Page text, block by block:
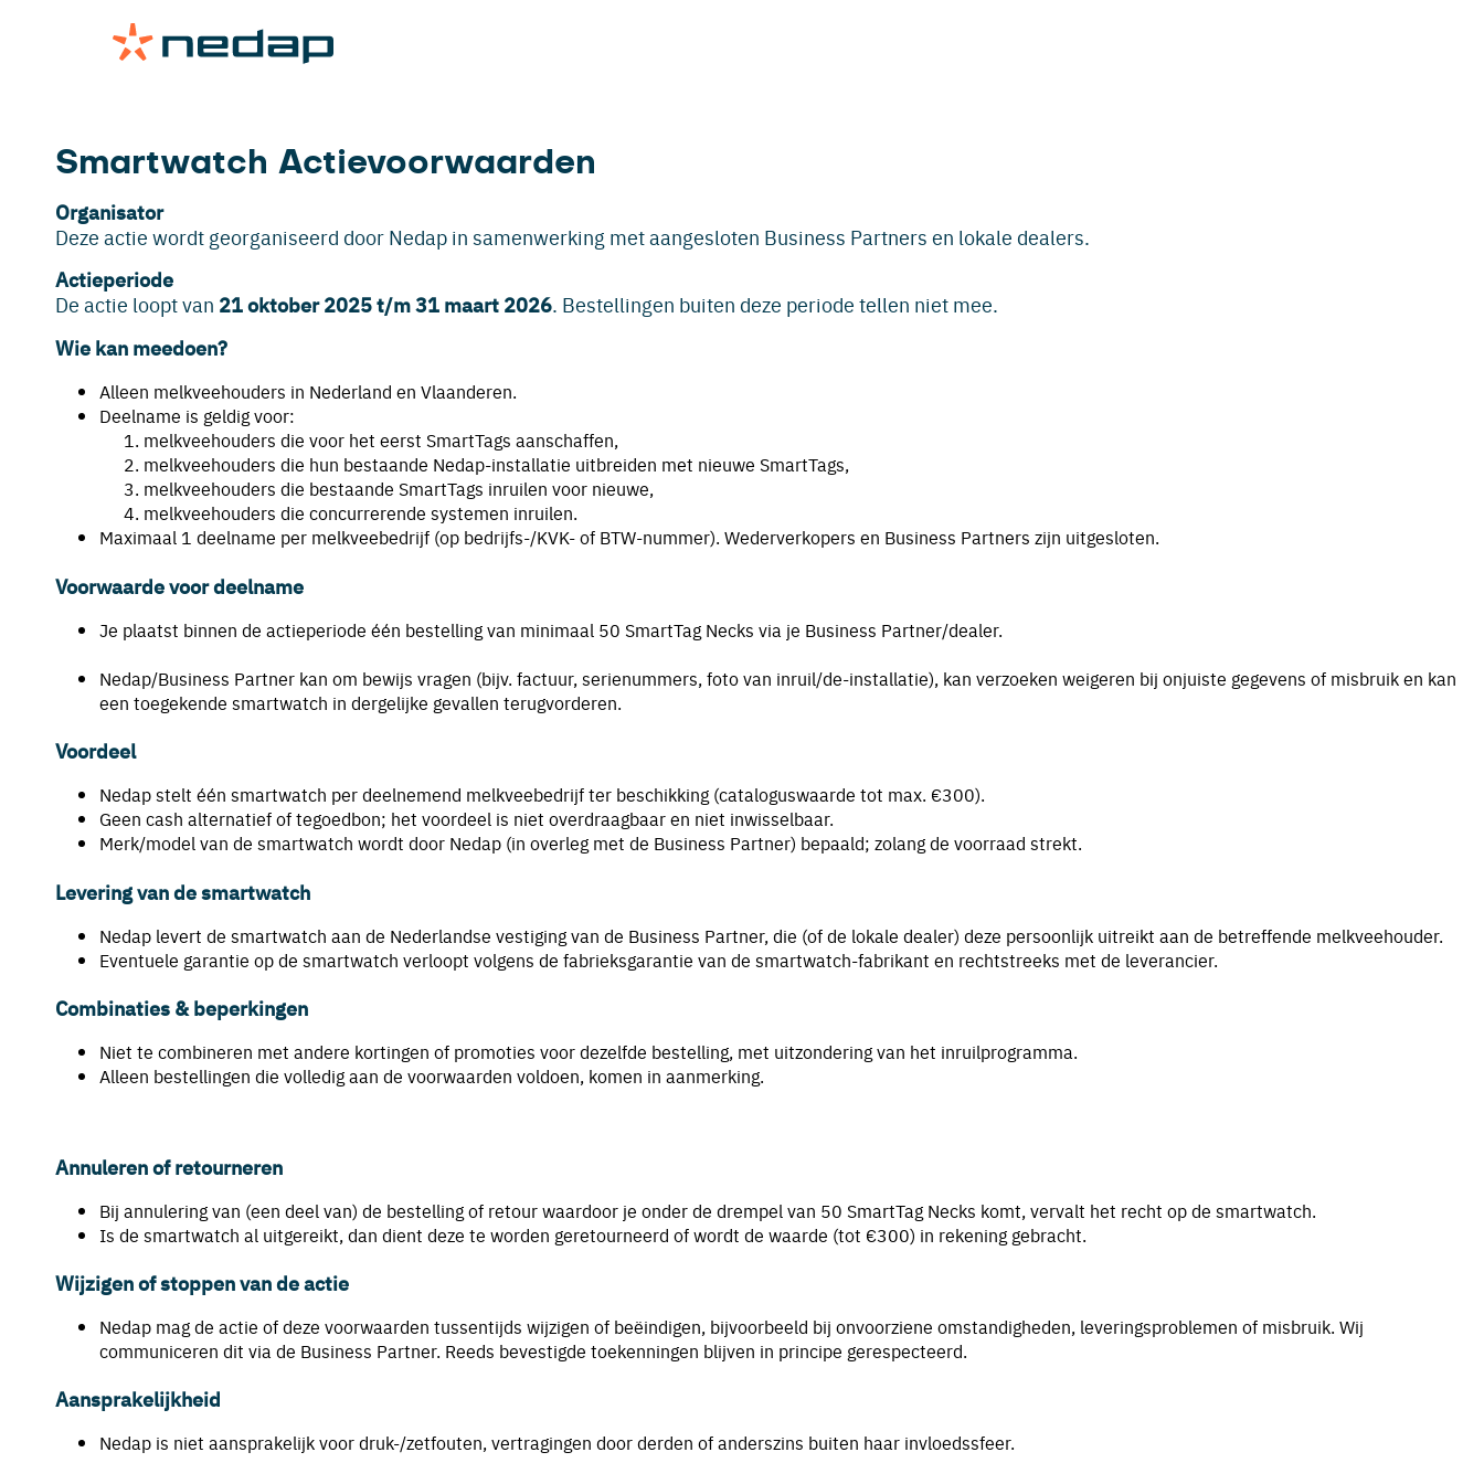
Smartwatch Actievoorwaarden
Organisator
Deze actie wordt georganiseerd door Nedap in samenwerking met aangesloten Business Partners en lokale dealers.
Actieperiode
De actie loopt van 21 oktober 2025 t/m 31 maart 2026. Bestellingen buiten deze periode tellen niet mee.
Wie kan meedoen?
Alleen melkveehouders in Nederland en Vlaanderen.
Deelname is geldig voor:
melkveehouders die voor het eerst SmartTags aanschaffen,
melkveehouders die hun bestaande Nedap-installatie uitbreiden met nieuwe SmartTags,
melkveehouders die bestaande SmartTags inruilen voor nieuwe,
melkveehouders die concurrerende systemen inruilen.
Maximaal 1 deelname per melkveebedrijf (op bedrijfs-/KVK- of BTW-nummer). Wederverkopers en Business Partners zijn uitgesloten.
Voorwaarde voor deelname
Je plaatst binnen de actieperiode één bestelling van minimaal 50 SmartTag Necks via je Business Partner/dealer.
Nedap/Business Partner kan om bewijs vragen (bijv. factuur, serienummers, foto van inruil/de-installatie), kan verzoeken weigeren bij onjuiste gegevens of misbruik en kan
een toegekende smartwatch in dergelijke gevallen terugvorderen.
Voordeel
Nedap stelt één smartwatch per deelnemend melkveebedrijf ter beschikking (cataloguswaarde tot max. €300).
Geen cash alternatief of tegoedbon; het voordeel is niet overdraagbaar en niet inwisselbaar.
Merk/model van de smartwatch wordt door Nedap (in overleg met de Business Partner) bepaald; zolang de voorraad strekt.
Levering van de smartwatch
Nedap levert de smartwatch aan de Nederlandse vestiging van de Business Partner, die (of de lokale dealer) deze persoonlijk uitreikt aan de betreffende melkveehouder.
Eventuele garantie op de smartwatch verloopt volgens de fabrieksgarantie van de smartwatch-fabrikant en rechtstreeks met de leverancier.
Combinaties & beperkingen
Niet te combineren met andere kortingen of promoties voor dezelfde bestelling, met uitzondering van het inruilprogramma.
Alleen bestellingen die volledig aan de voorwaarden voldoen, komen in aanmerking.
Annuleren of retourneren
Bij annulering van (een deel van) de bestelling of retour waardoor je onder de drempel van 50 SmartTag Necks komt, vervalt het recht op de smartwatch.
Is de smartwatch al uitgereikt, dan dient deze te worden geretourneerd of wordt de waarde (tot €300) in rekening gebracht.
Wijzigen of stoppen van de actie
Nedap mag de actie of deze voorwaarden tussentijds wijzigen of beëindigen, bijvoorbeeld bij onvoorziene omstandigheden, leveringsproblemen of misbruik. Wij
communiceren dit via de Business Partner. Reeds bevestigde toekenningen blijven in principe gerespecteerd.
Aansprakelijkheid
Nedap is niet aansprakelijk voor druk-/zetfouten, vertragingen door derden of anderszins buiten haar invloedssfeer.